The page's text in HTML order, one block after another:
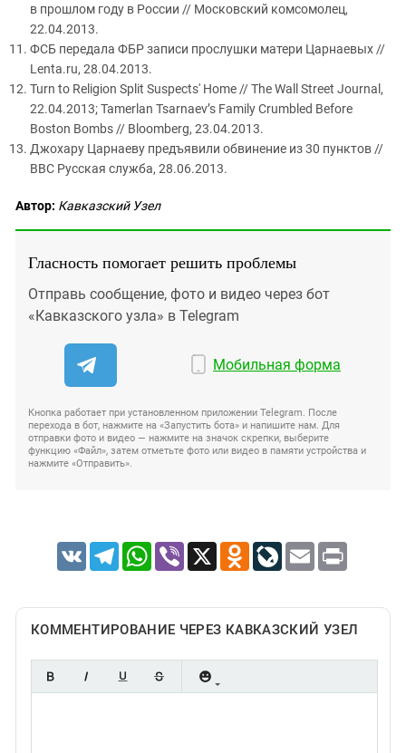
в прошлом году в России // Московский комсомолец,
22.04.2013.
ФСБ передала ФБР записи прослушки матери Царнаевых //
Lenta.ru, 28.04.2013.
Turn to Religion Split Suspects' Home // The Wall Street Journal,
22.04.2013; Tamerlan Tsarnaev’s Family Crumbled Before
Boston Bombs // Bloomberg, 23.04.2013.
Джохару Царнаеву предъявили обвинение из 30 пунктов //
BBC Русская служба, 28.06.2013.
Автор: Кавказский Узел
Гласность помогает решить проблемы
Отправь сообщение, фото и видео через бот
«Кавказского узла» в Telegram
Мобильная форма
Кнопка работает при установленном приложении Telegram. После
перехода в бот, нажмите на «Запустить бота» и напишите нам. Для
отправки фото и видео — нажмите на значок скрепки, выберите
функцию «Файл», затем отметьте фото или видео в памяти устройства и
нажмите «Отправить».
VK TelegramWhatsApp
Viber X Odnoklassniki
LiveJournal
Email Print
КОММЕНТИРОВАНИЕ ЧЕРЕЗ КАВКАЗСКИЙ УЗЕЛ